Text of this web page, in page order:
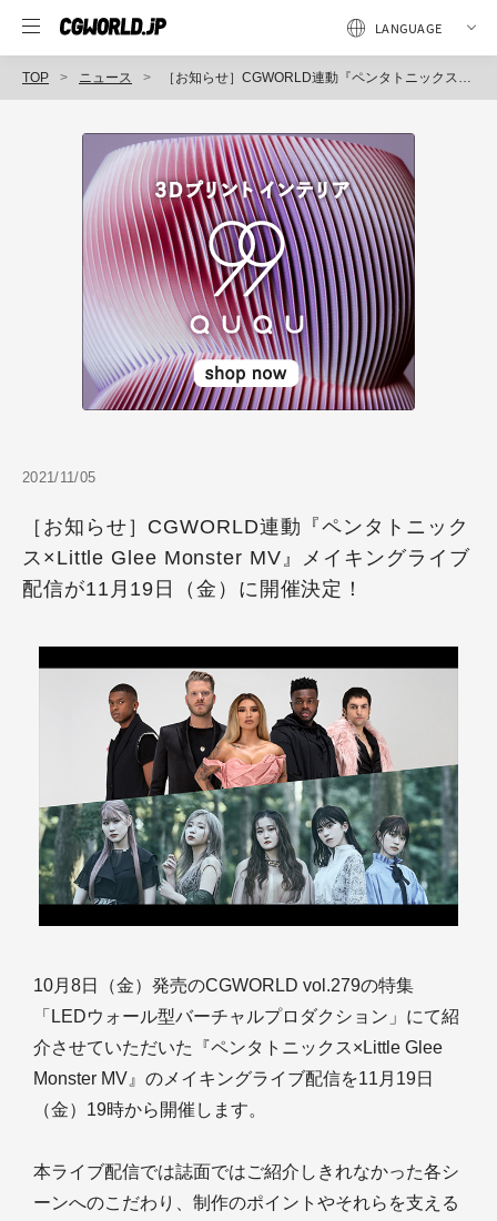
TOP ニュース ［お知らせ］CGWORLD連動『ペンタトニックス×Little Glee Monster MV』メイキングライブ配信が11月19日（金）に開催決定！
2021/11/05
［お知らせ］CGWORLD連動『ペンタトニック
ス×Little Glee Monster MV』メイキングライブ
配信が11月19日（金）に開催決定！
10月8日（金）発売のCGWORLD vol.279の特集
「LEDウォール型バーチャルプロダクション」にて紹
介させていただいた『ペンタトニックス×Little Glee
Monster MV』のメイキングライブ配信を11月19日
（金）19時から開催します。
本ライブ配信では誌面ではご紹介しきれなかった各シ
ーンへのこだわり、制作のポイントやそれらを支える